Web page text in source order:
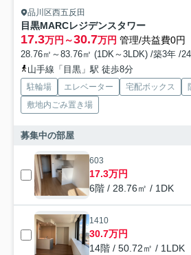
品川区西五反田
目黒MARCレジデンスタワー
17.3万円～30.7万円 管理/共益費0円
28.76㎡～83.76㎡ (1DK～3LDK) /築3年 /
山手線「目黒」駅 徒歩8分
駐輪場 エレベーター 宅配ボックス
敷地内ごみ置き場
募集中の部屋
603
17.3万円
6階 / 28.76㎡ / 1DK
1410
30.7万円
14階 / 50.72㎡ / 1LDK